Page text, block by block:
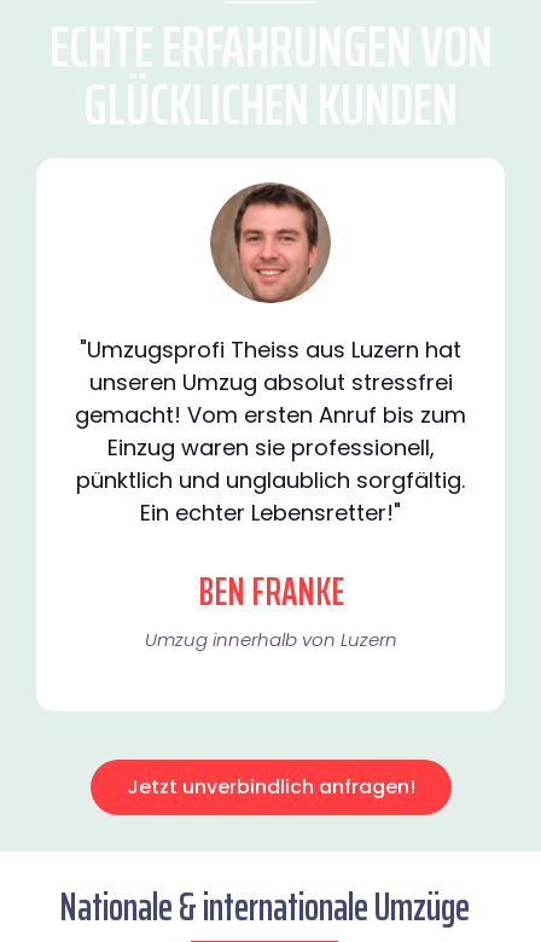
ECHTE ERFAHRUNGEN VON
GLÜCKLICHEN KUNDEN
"Umzugsprofi Theiss aus Luzern hat
unseren Umzug absolut stressfrei
gemacht! Vom ersten Anruf bis zum
Einzug waren sie professionell,
pünktlich und unglaublich sorgfältig.
Ein echter Lebensretter!"
BEN FRANKE
Umzug innerhalb von Luzern​
Jetzt unverbindlich anfragen!
Nationale & internationale Umzüge